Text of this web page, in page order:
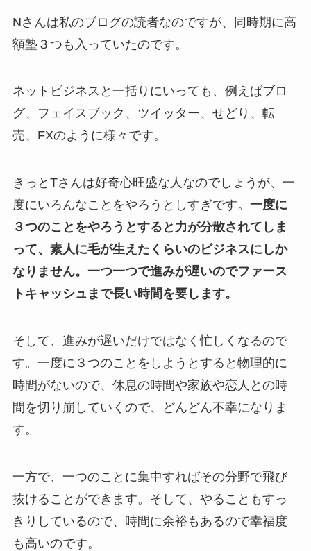
Nさんは私のブログの読者なのですが、同時期に高
額塾３つも入っていたのです。
ネットビジネスと一括りにいっても、例えばブロ
グ、フェイスブック、ツイッター、せどり、転
売、FXのように様々です。
きっとTさんは好奇心旺盛な人なのでしょうが、一
度にいろんなことをやろうとしすぎです。 一度に
３つのことをやろうとすると力が分散されてしま
って、素人に毛が生えたくらいのビジネスにしか
なりません。一つ一つで進みが遅いのでファース
トキャッシュまで長い時間を要します。
そして、進みが遅いだけではなく忙しくなるので
す。一度に３つのことをしようとすると物理的に
時間がないので、休息の時間や家族や恋人との時
間を切り崩していくので、どんどん不幸になりま
す。
一方で、一つのことに集中すればその分野で飛び
抜けることができます。そして、やることもすっ
きりしているので、時間に余裕もあるので幸福度
も高いのです。